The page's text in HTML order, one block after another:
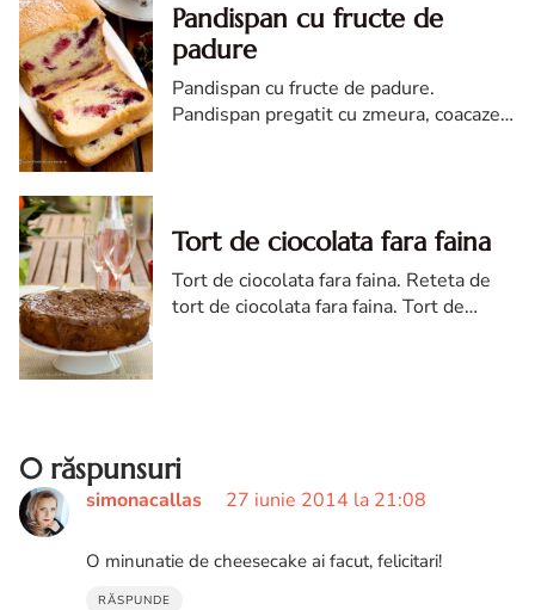
Pandispan cu fructe de
padure
Pandispan cu fructe de padure.
Pandispan pregatit cu zmeura, coacaze,
Tort de ciocolata fara faina
Tort de ciocolata fara faina. Reteta de
tort de ciocolata fara faina. Tort de
0 răspunsuri
simonacallas 27 iunie 2014 la 21:08
O minunatie de cheesecake ai facut, felicitari!
RĂSPUNDE